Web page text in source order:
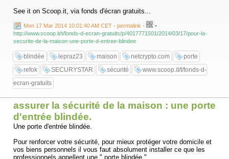
See it on Scoop.it, via fonds d'écran gratuits...
Mon 17 Mar 2014 10:01:40 AM CET - permalink - -
http://www.scoop.it/t/fonds-d-ecran-gratuits/p/4017771501/2014/03/17/pour-la-
securite-de-la-maison-une-porte-d-entree-blindee
blindée lepraz23 maison netcrypto.com
porte
refok
SECURYSTAR sécurité
www.scoop.it/t/fonds-d-
ecran-gratuits
assurer la sécurité de la maison : une porte
d'entrée blindée.
Une porte d'entrée blindée.
Pour renforcer votre sécurité, pour mieux protéger votre domicile et
vos biens personnels il vous faut absolument installer ce que les
professionnels appellent une " porte blindée ".